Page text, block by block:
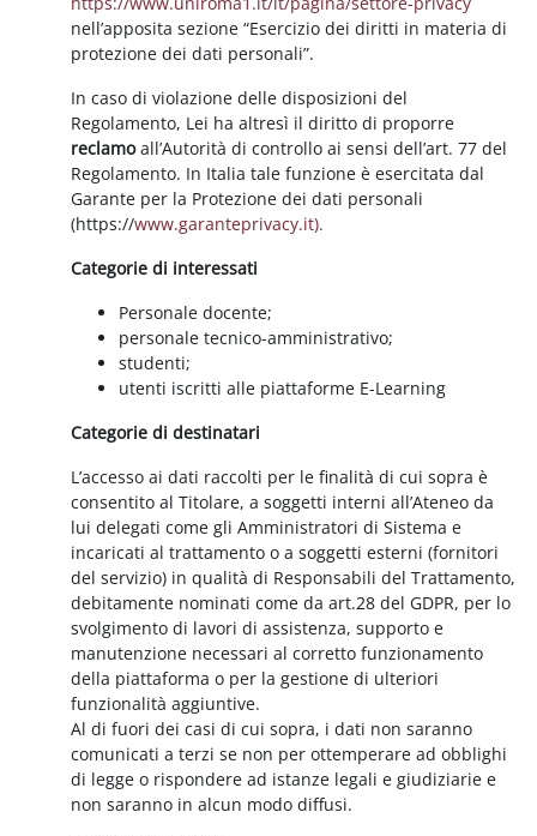
nell’apposita sezione “Esercizio dei diritti in materia di
protezione dei dati personali”.
In caso di violazione delle disposizioni del
Regolamento, Lei ha altresì il diritto di proporre
reclamoall’Autorità di controllo ai sensi dell’art. 77 del
Regolamento. In Italia tale funzione è esercitata dal
Garante per la Protezione dei dati personali
(https://www.garanteprivacy.it).
Categorie di interessati
Personale docente;
personale tecnico-amministrativo;
studenti;
utenti iscritti alle piattaforme E-Learning
Categorie di destinatari
L’accesso ai dati raccolti per le finalità di cui sopra è
consentito al Titolare, a soggetti interni all’Ateneo da
lui delegati come gli Amministratori di Sistema e
incaricati al trattamento o a soggetti esterni (fornitori
del servizio) in qualità di Responsabili del Trattamento,
debitamente nominati come da art.28 del GDPR, per lo
svolgimento di lavori di assistenza, supporto e
manutenzione necessari al corretto funzionamento
della piattaforma o per la gestione di ulteriori
funzionalità aggiuntive.
Al di fuori dei casi di cui sopra, i dati non saranno
comunicati a terzi se non per ottemperare ad obblighi
di legge o rispondere ad istanze legali e giudiziarie e
non saranno in alcun modo diffusi.